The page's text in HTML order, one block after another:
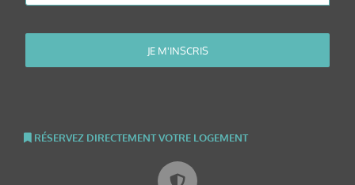
RÉSERVEZ DIRECTEMENT VOTRE LOGEMENT